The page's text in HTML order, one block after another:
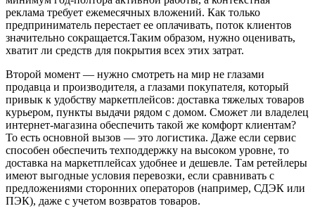
реклама требует ежемесячных вложений. Как только
предприниматель перестает ее оплачивать, поток клиентов
значительно сокращается.Таким образом, нужно оценивать,
хватит ли средств для покрытия всех этих затрат.
Второй момент — нужно смотреть на мир не глазами
продавца и производителя, а глазами покупателя, который
привык к удобству маркетплейсов: доставка тяжелых товаров
курьером, пункты выдачи рядом с домом. Сможет ли владелец
интернет-магазина обеспечить такой же комфорт клиентам?
То есть основной вызов — это логистика. Даже если сервис
способен обеспечить техподдержку на высоком уровне, то
доставка на маркетплейсах удобнее и дешевле. Там ретейлеры
имеют выгодные условия перевозки, если сравнивать с
предложениями сторонних операторов (например, СДЭК или
ПЭК), даже с учетом возвратов товаров.